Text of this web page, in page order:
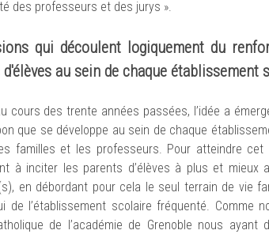
des professeurs et des jurys ».
qui découlent logiquement du
au sein de chaque établissement
cours des trente années passées, l’idée a
que se développe au sein de chaque
familles et les professeurs. Pour atteindre
à inciter les parents d’élèves à plus et mieux
en débordant pour cela le seul terrain de vie
de l’établissement scolaire fréquenté. Comme
de l’académie de Grenoble nous ayant